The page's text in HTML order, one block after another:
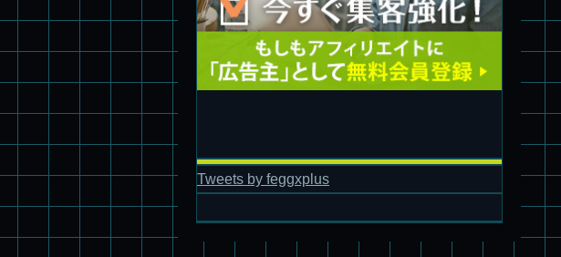
パチ組塗装★バンダイ HG スコープドッグ拡張セット3～5
ブルーティッシュドッグ &
Tweets by feggxplus